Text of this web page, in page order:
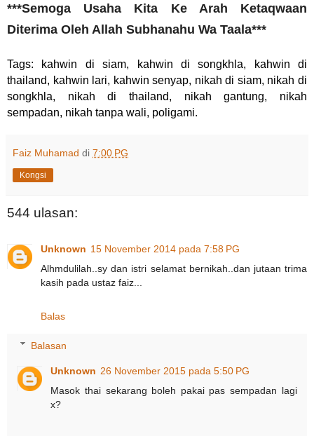
***Semoga Usaha Kita Ke Arah Ketaqwaan
Diterima Oleh Allah Subhanahu Wa Taala***
Tags: kahwin di siam, kahwin di songkhla, kahwin di
thailand, kahwin lari, kahwin senyap, nikah di siam, nikah di
songkhla, nikah di thailand, nikah gantung, nikah
sempadan, nikah tanpa wali, poligami.
Faiz Muhamad di 7:00 PG
Kongsi
544 ulasan:
Unknown 15 November 2014 pada 7:58 PG
Alhmdulilah..sy dan istri selamat bernikah..dan jutaan trima
kasih pada ustaz faiz...
Balas
Balasan
Unknown 26 November 2015 pada 5:50 PG
Masok thai sekarang boleh pakai pas sempadan lagi
x?